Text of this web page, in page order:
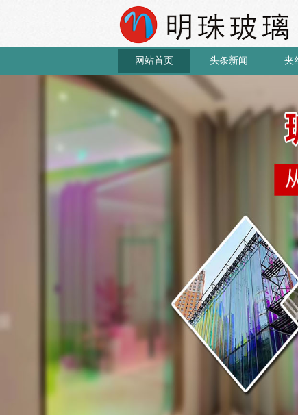
网站首页 头条新闻 夹